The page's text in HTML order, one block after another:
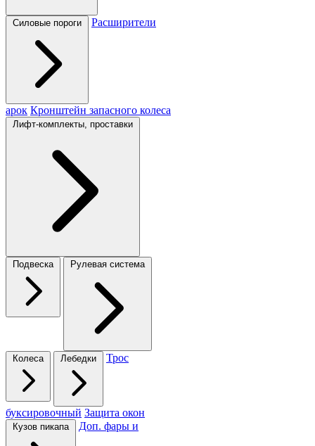
Силовые пороги Расширители
арок Кронштейн запасного колеса
Лифт-комплекты, проставки
Подвеска Рулевая система
Колеса Лебедки Трос
буксировочный Защита окон
Кузов пикапа Доп. фары и